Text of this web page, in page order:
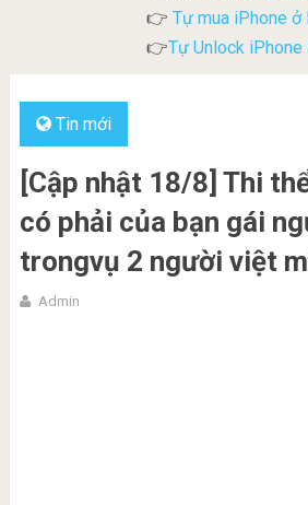
👉 Tự mua iPhone ở
👉Tự Unlock iPhone
Tin mới
[Cập nhật 18/8] Thi
có phải của bạn gái
trongvụ 2 người việt
Admin